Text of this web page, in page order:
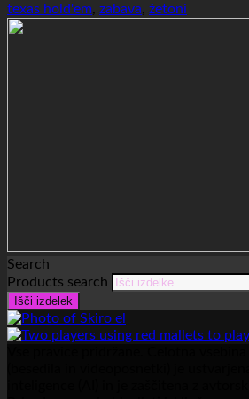
texas hold'em, zabava, žetoni
Search
Products search
Išči izdelek